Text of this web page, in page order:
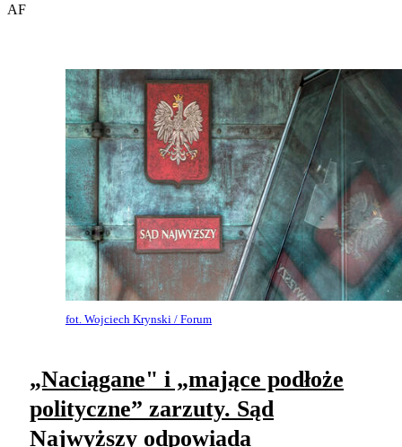
AF
fot. Wojciech Krynski / Forum
„Naciągane" i „mające podłoże
polityczne” zarzuty. Sąd
Najwyższy odpowiada